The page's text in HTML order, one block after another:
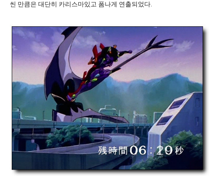
씬 만큼은 대단히 카리스마있고 폼나게 연출되었다.